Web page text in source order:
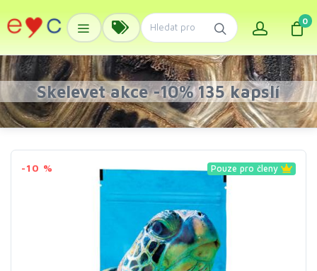
0
Skelevet akce -10% 135 kapslí
-10 % Pouze pro členy